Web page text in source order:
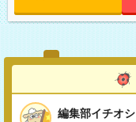
編集部イチオシ